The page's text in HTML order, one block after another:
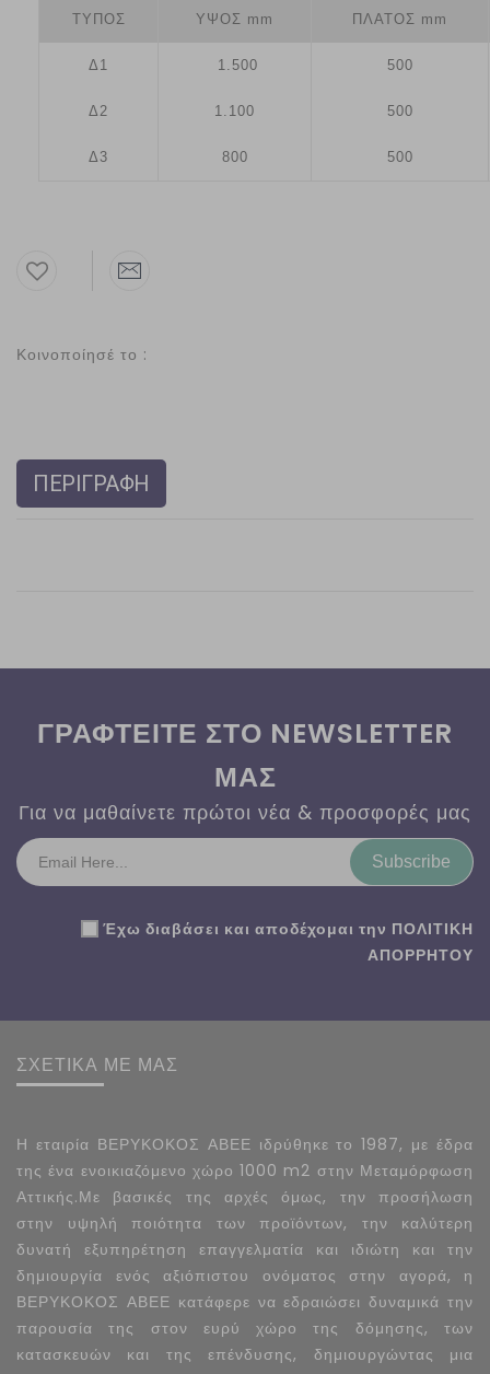
ΤΥΠΟΣ
ΥΨΟΣ mm ΠΛΑΤΟΣ mm
Δ1 1.500 500
Δ2 1.100 500
Δ3 800 500
Κοινοποίησέ το :
ΠΕΡΙΓΡΑΦΗ
ΓΡΑΦΤΕΙΤΕ ΣΤΟ NEWSLETTER
ΜΑΣ
Για να μαθαίνετε πρώτοι νέα & προσφορές μας
Subscribe
Έχω διαβάσει και αποδέχομαι την ΠΟΛΙΤΙΚΗ
ΑΠΟΡΡΗΤΟΥ
ΣΧΕΤΙΚΑ ΜΕ ΜΑΣ
Η εταιρία ΒΕΡΥΚΟΚΟΣ ΑΒΕΕ ιδρύθηκε το 1987, με έδρα
της ένα ενοικιαζόμενο χώρο 1000 m2 στην Μεταμόρφωση
Αττικής.Με βασικές της αρχές όμως, την προσήλωση
στην υψηλή ποιότητα των προϊόντων, την καλύτερη
δυνατή εξυπηρέτηση επαγγελματία και ιδιώτη και την
δημιουργία ενός αξιόπιστου ονόματος στην αγορά, η
ΒΕΡΥΚΟΚΟΣ ΑΒΕΕ κατάφερε να εδραιώσει δυναμικά την
παρουσία της στον ευρύ χώρο της δόμησης, των
κατασκευών και της επένδυσης, δημιουργώντας μια